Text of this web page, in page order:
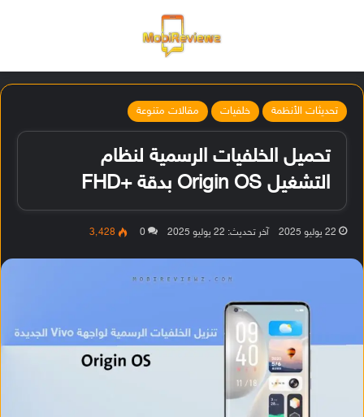
تحديثات الأنظمة خلفيات مقالات متنوعة
تحميل الخلفيات الرسمية لنظام
التشغيل Origin OS بدقة +FHD
22 يوليو 2025 آخر تحديث: 22 يوليو 2025 0 3٬428